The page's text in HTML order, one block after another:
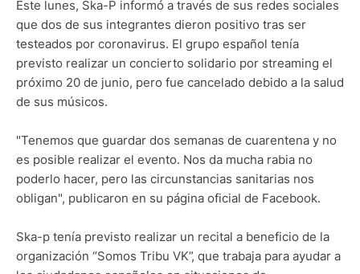
Este lunes, Ska-P informó a través de sus redes sociales
que dos de sus integrantes dieron positivo tras ser
testeados por coronavirus. El grupo español tenía
previsto realizar un concierto solidario por streaming el
próximo 20 de junio, pero fue cancelado debido a la salud
de sus músicos.
"Tenemos que guardar dos semanas de cuarentena y no
es posible realizar el evento. Nos da mucha rabia no
poderlo hacer, pero las circunstancias sanitarias nos
obligan", publicaron en su página oficial de Facebook.
Ska-p tenía previsto realizar un recital a beneficio de la
organización “Somos Tribu VK”, que trabaja para ayudar a